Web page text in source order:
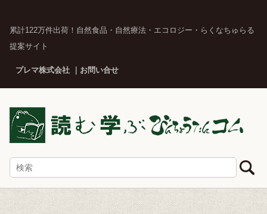
累計122万件出荷！自然食品・自然療法・エコロジー・らくなちゅらる
提案サイト
プレマ株式会社 お問い合せ